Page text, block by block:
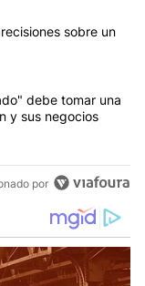
en los
Central no pudo
sobre un
el
debe tomar una
y sus negocios
por